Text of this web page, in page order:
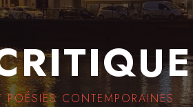
POÉSIES CONTEMPORAINES